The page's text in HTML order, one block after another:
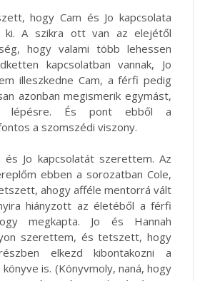
hogy Cam és Jo kapcsolata
ki. A szikra ott van az elejétől
hogy valami több lehessen
kapcsolatban vannak, Jo
illeszkedne Cam, a férfi pedig
azonban megismerik egymást,
lépésre. És pont ebből a
a szomszédi viszony.
és Jo kapcsolatát szerettem. Az
ebben a sorozatban Cole,
ahogy afféle mentorrá vált
hiányzott az életéből a férfi
megkapta. Jo és Hannah
szerettem, és tetszett, hogy
elkezd kibontakozni a
is. (Könyvmoly, naná, hogy